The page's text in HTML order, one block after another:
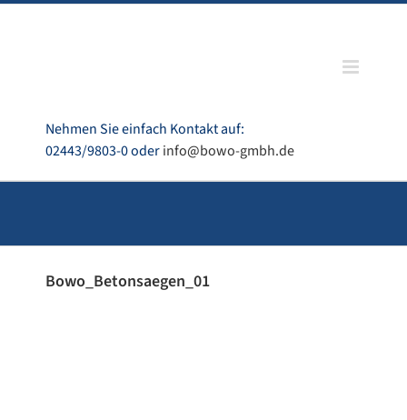
Zum
Nehmen Sie einfach Kontakt auf:
02443/9803-0 oderinfo@bowo-gmbh.de
Bowo_Betonsaegen_01